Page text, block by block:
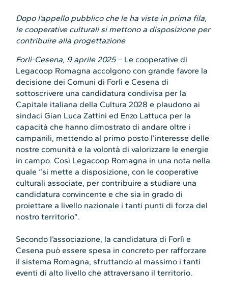
Dopo l’appello pubblico che le ha viste in prima fila,
le cooperative culturali si mettono a disposizione per
contribuire alla progettazione
Forlì-Cesena, 9 aprile 2025– Le cooperative di
Legacoop Romagna accolgono con grande favore la
decisione dei Comuni di Forlì e Cesena di
sottoscrivere una candidatura condivisa per la
Capitale italiana della Cultura 2028 e plaudono ai
sindaci Gian Luca Zattini ed Enzo Lattuca per la
capacità che hanno dimostrato di andare oltre i
campanili, mettendo al primo posto l’interesse delle
nostre comunità e la volontà di valorizzare le energie
in campo. Così Legacoop Romagna in una nota nella
quale “si mette a disposizione, con le cooperative
culturali associate, per contribuire a studiare una
candidatura convincente e che sia in grado di
proiettare a livello nazionale i tanti punti di forza del
nostro territorio”.
Secondo l’associazione, la candidatura di Forlì e
Cesena può essere spesa in concreto per rafforzare
il sistema Romagna, sfruttando al massimo i tanti
eventi di alto livello che attraversano il territorio.